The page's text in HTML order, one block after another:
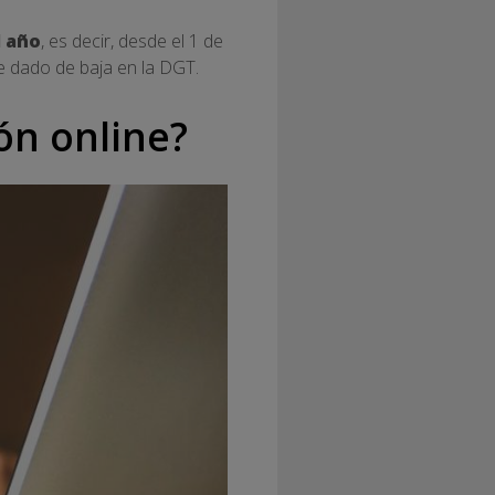
año, es decir, desde el 1 de
de baja en la DGT.
online?